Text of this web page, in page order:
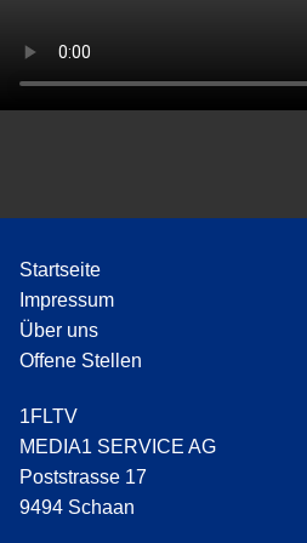
Startseite
Impressum
Über uns
Offene Stellen
1FLTV
MEDIA1 SERVICE AG
Poststrasse 17
9494 Schaan